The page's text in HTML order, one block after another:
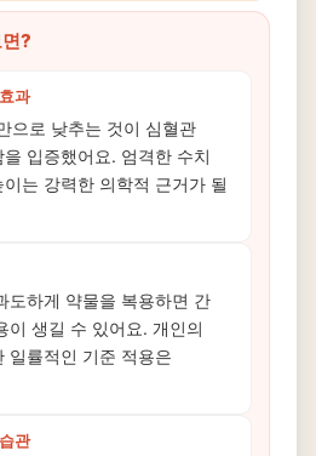
?
과
으로 낮추는 것이 심혈관
입증했어요. 엄격한 수치
는 강력한 의학적 근거가 될
도하게 약물을 복용하면 간
이 생길 수 있어요. 개인의
일률적인 기준 적용은
관